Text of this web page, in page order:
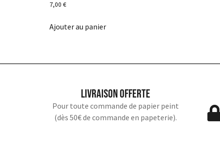
7,00 €
Ajouter au panier
Livraison offerte
Pour toute commande de papier peint
(dès 50€ de commande en papeterie).